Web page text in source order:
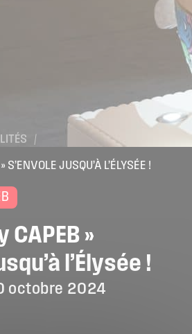
/
S’ENVOLE JUSQU’À L’ÉLYSÉE !
CAPEB»
l’Élysée !
octobre 2024